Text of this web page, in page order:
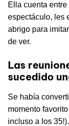
Ella cuenta
espectáculo, les
abrigo para
de ver.
Las
sucedido
Se había
momento
incluso a los